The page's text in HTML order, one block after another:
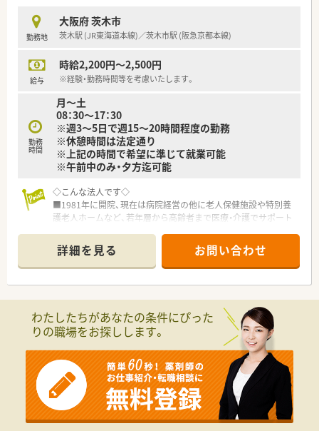
勤務地
大阪府 茨木市
茨木駅 (JR東海道本線)／茨木市駅 (阪急京都本線)
給与
時給2,200円～2,500円
※経験・勤務時間等を考慮いたします。
勤務
時間
月～土
08：30～17：30
※週3～5日で週15～20時間程度の勤務
※休憩時間は法定通り
※上記の時間で希望に準じて就業可能
※午前中のみ・夕方迄可能
◇こんな法人です◇
■1981年に開院、現在は病院経営の他に老人保健施設や特別養
護老人ホームなど、若年層から高齢者まで医療・介護でサポート
■産婦人科に力を入れており、その他乳腺外来や産後ケアなど、
女性に手厚い医療を提供できるよう取り組みをおこなっており
ます。
■病院・施設間の連携が密におこなわれており、職種間の隔たり
◇こんな店舗です◇
■シャトルバス完備、車通勤も可能です。
■午前中のみや夕方まで等、希望の時間帯で就業することができ
ます。
■一人薬剤師で周りを気にせず黙々と業務に励むことができま
す。
■職員皆さん優しい人ばかりでサポートしてくれます。
■定期薬の調剤業務がメインのため計画的に仕事ができ残業は
ほとんどございません。
詳細を見る お問い合わせ
わたしたちがあなたの条件にぴった
りの職場をお探しします。